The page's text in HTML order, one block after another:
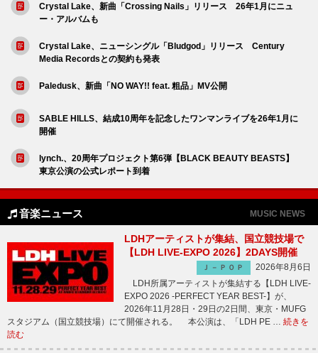
Crystal Lake、新曲「Crossing Nails」リリース 26年1月にニュ
ー・アルバムも
Crystal Lake、ニューシングル「Bludgod」リリース Century
Media Recordsとの契約も発表
Paledusk、新曲「NO WAY!! feat. 粗品」MV公開
SABLE HILLS、結成10周年を記念したワンマンライブを26年1月に
開催
lynch.、20周年プロジェクト第6弾【BLACK BEAUTY BEASTS】
東京公演の公式レポート到着
音楽ニュース MUSIC NEWS
LDHアーティストが集結、国立競技場で
【LDH LIVE-EXPO 2026】2DAYS開催
Ｊ－ＰＯＰ
2026年8月6日
LDH所属アーティストが集結する【LDH LIVE-
EXPO 2026 -PERFECT YEAR BEST-】が、
2026年11月28日・29日の2日間、東京・MUFG
スタジアム（国立競技場）にて開催される。 本公演は、「LDH PE … 続きを
読む